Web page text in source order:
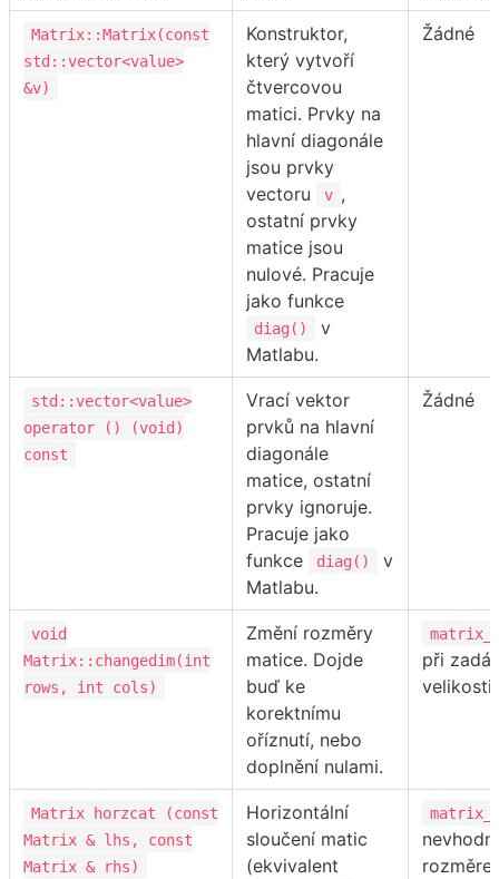
Matrix::Matrix(const
std::vector<value>
&v)
Konstruktor,
který vytvoří
čtvercovou
matici. Prvky na
hlavní diagonále
jsou prvky
vectoru
v ,
ostatní prvky
matice jsou
nulové. Pracuje
jako funkce
diag()
v
Matlabu.
Žádné
std::vector<value>
operator () (void)
const
Vrací vektor
prvků na hlavní
diagonále
matice, ostatní
prvky ignoruje.
Pracuje jako
funkce
diag()
v
Matlabu.
Žádné
void
Matrix::changedim(int
rows, int cols)
Změní rozměry
matice. Dojde
buď ke
korektnímu
oříznutí, nebo
doplnění nulami.
při
velikosti.
Matrix horzcat (const
Matrix & lhs, const
Matrix & rhs)
Horizontální
sloučení matic
(ekvivalent